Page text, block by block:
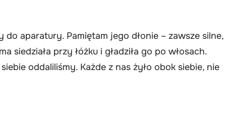
aparatury. Pamiętam jego dłonie – zawsze silne,
siedziała przy łóżku i gładziła go po włosach.
oddaliliśmy. Każde z nas żyło obok siebie, nie